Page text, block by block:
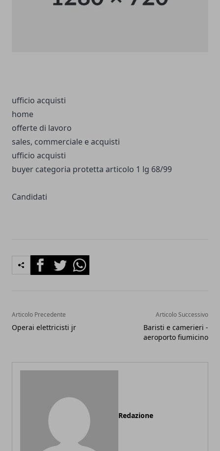
ufficio acquisti
home
offerte di lavoro
sales, commerciale e acquisti
ufficio acquisti
buyer categoria protetta articolo 1 lg 68/99
Candidati
FacebookTwitterWhatsapp
Articolo Precedente
Operai elettricisti jr
Articolo Successivo
Baristi e camerieri -
aeroporto fiumicino
Redazione